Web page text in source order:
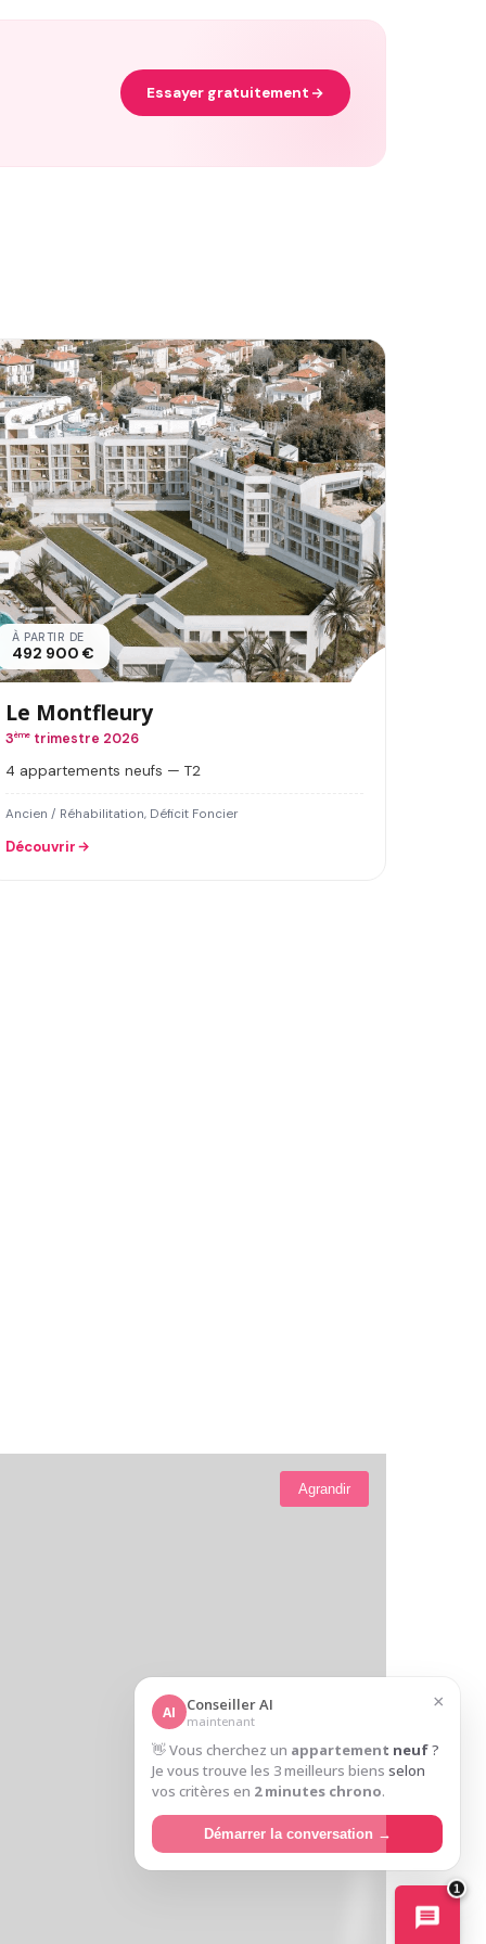
Essayer gratuitement
À PARTIR DE
492 900 €
Le Montfleury
3ème trimestre 2026
4 appartements neufs — T2
Ancien / Réhabilitation, Déficit Foncier
Découvrir
Agrandir
×
AI Conseiller AI
maintenant
👋 Vous cherchez un appartement neuf?
Je vous trouve les 3 meilleurs biens selon
vos critères en 2 minutes chrono.
Démarrer la conversation →
1